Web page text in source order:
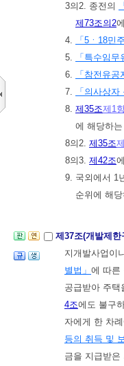
3의2. 종전의
제73조의2
4.
「5ㆍ18민
5.
「특수임
6.
「참전유
7.
「의사상
8. 제35조제1
에 해당하
8의2. 제35조
8의3. 제42조
9. 국외에서 1
순위에 해
제37조(개발제
지개발사업이
별법」 에 따른
공급받아 주
4조에도 불구
자에게 한 차
등의 취득 및
금을 지급받